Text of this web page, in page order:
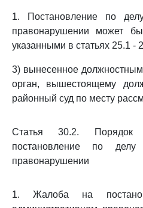
1. Постановление по
правонарушении может
указанными в статьях 25.1 -
3) вынесенное
орган, вышестоящему
районный суд по месту
Статья 30.2.
постановление по делу
правонарушении
1. Жалоба на